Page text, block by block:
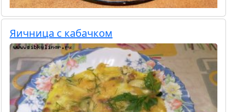
Яичница с кабачком